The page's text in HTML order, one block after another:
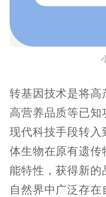
转基因技术是将高
高营养品质等已
现代科技手段转入
体生物在原有遗传
能特性，获得新的
自然界中广泛存